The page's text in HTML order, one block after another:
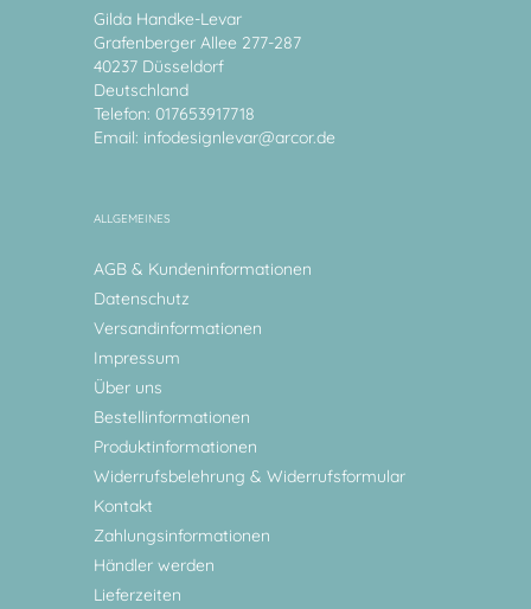
Gilda Handke-Levar
Grafenberger Allee 277-287
40237 Düsseldorf
Deutschland
Telefon: 017653917718
Email: infodesignlevar@arcor.de
ALLGEMEINES
AGB & Kundeninformationen
Datenschutz
Versandinformationen
Impressum
Über uns
Bestellinformationen
Produktinformationen
Widerrufsbelehrung & Widerrufsformular
Kontakt
Zahlungsinformationen
Händler werden
Lieferzeiten